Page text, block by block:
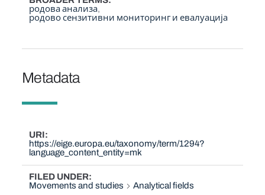
родова анализа
родово сензитивни мониторинг и евалуација
Metadata
URI
https://eige.europa.eu/taxonomy/term/1294?
language_content_entity=mk
FILED UNDER
Movements and studies
Analytical fields